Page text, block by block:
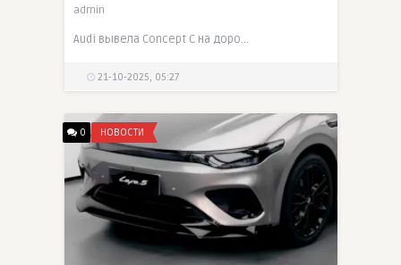
admin
Audi вывела Concept C на дороги Европы, получила разрешения и даже дала журналистам поездить — модель обещает стать серийным спорткаром EV в 2027 году
21-10-2025, 05:27
0 НОВОСТИ